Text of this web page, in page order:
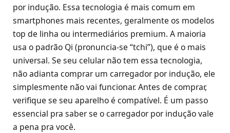
por indução. Essa tecnologia é mais comum em
smartphones mais recentes, geralmente os modelos
top de linha ou intermediários premium. A maioria
usa o padrão Qi (pronuncia-se “tchi”), que é o mais
universal. Se seu celular não tem essa tecnologia,
não adianta comprar um carregador por indução, ele
simplesmente não vai funcionar. Antes de comprar,
verifique se seu aparelho é compatível. É um passo
essencial pra saber se o carregador por indução vale
a pena pra você.